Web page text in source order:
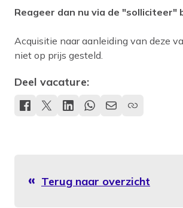
Reageer dan nu via de "solliciteer"
Acquisitie naar aanleiding van deze
niet op prijs gesteld.
Deel vacature:
Terug naar overzicht